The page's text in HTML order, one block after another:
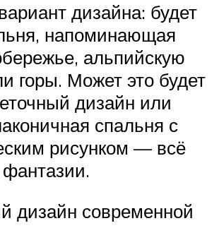
дизайна: будет
напоминающая
альпийскую
горы. Может это будет
дизайн или
спальня с
рисунком — всё
фантазии.
дизайн современной